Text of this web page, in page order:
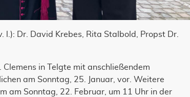
l.): Dr. David Krebes, Rita Stalbold, Propst Dr.
Clemens in Telgte mit anschließendem
am Sonntag, 25. Januar, vor. Weitere
am Sonntag, 22. Februar, um 11 Uhr in der